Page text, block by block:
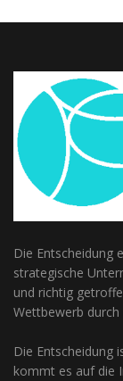
Die Entscheidung
strategische
und richtig
Wettbewerb
Die Entscheidung
kommt es auf die